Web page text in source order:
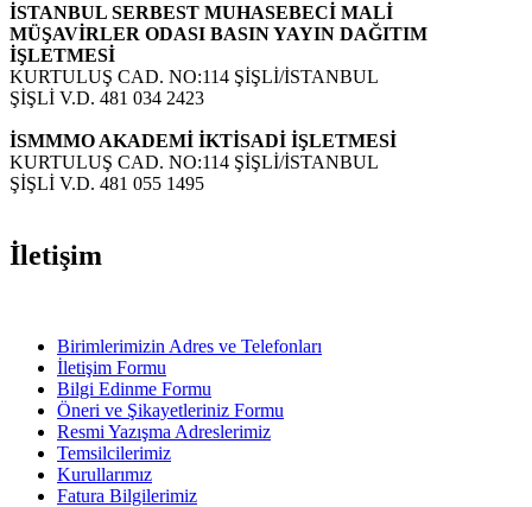
İSTANBUL SERBEST MUHASEBECİ MALİ
MÜŞAVİRLER ODASI BASIN YAYIN DAĞITIM
İŞLETMESİ
KURTULUŞ CAD. NO:114 ŞİŞLİ/İSTANBUL
ŞİŞLİ V.D. 481 034 2423
İSMMMO AKADEMİ İKTİSADİ İŞLETMESİ
KURTULUŞ CAD. NO:114 ŞİŞLİ/İSTANBUL
ŞİŞLİ V.D. 481 055 1495
İletişim
Birimlerimizin Adres ve Telefonları
İletişim Formu
Bilgi Edinme Formu
Öneri ve Şikayetleriniz Formu
Resmi Yazışma Adreslerimiz
Temsilcilerimiz
Kurullarımız
Fatura Bilgilerimiz